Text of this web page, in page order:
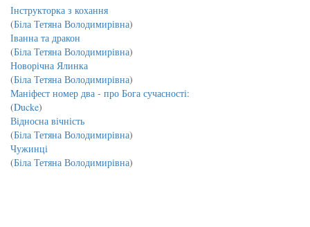
Інструкторка з кохання
(Біла Тетяна Володимирівна)
Іванна та дракон
(Біла Тетяна Володимирівна)
Новорічна Ялинка
(Біла Тетяна Володимирівна)
Маніфест номер два - про Бога сучасності:
(Ducke)
Відносна вічність
(Біла Тетяна Володимирівна)
Чужинці
(Біла Тетяна Володимирівна)